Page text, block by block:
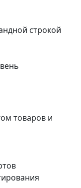
строкой
товаров и